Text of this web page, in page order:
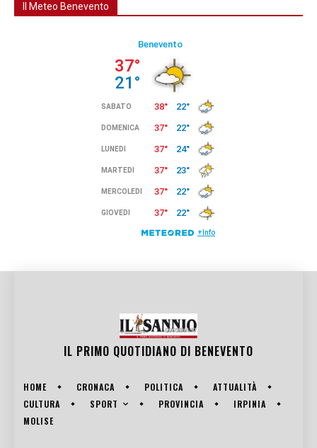
Il Meteo Benevento
IL PRIMO QUOTIDIANO DI BENEVENTO
HOME CRONACA POLITICA
ATTUALITÀ
CULTURA
SPORT PROVINCIA
IRPINIA
MOLISE